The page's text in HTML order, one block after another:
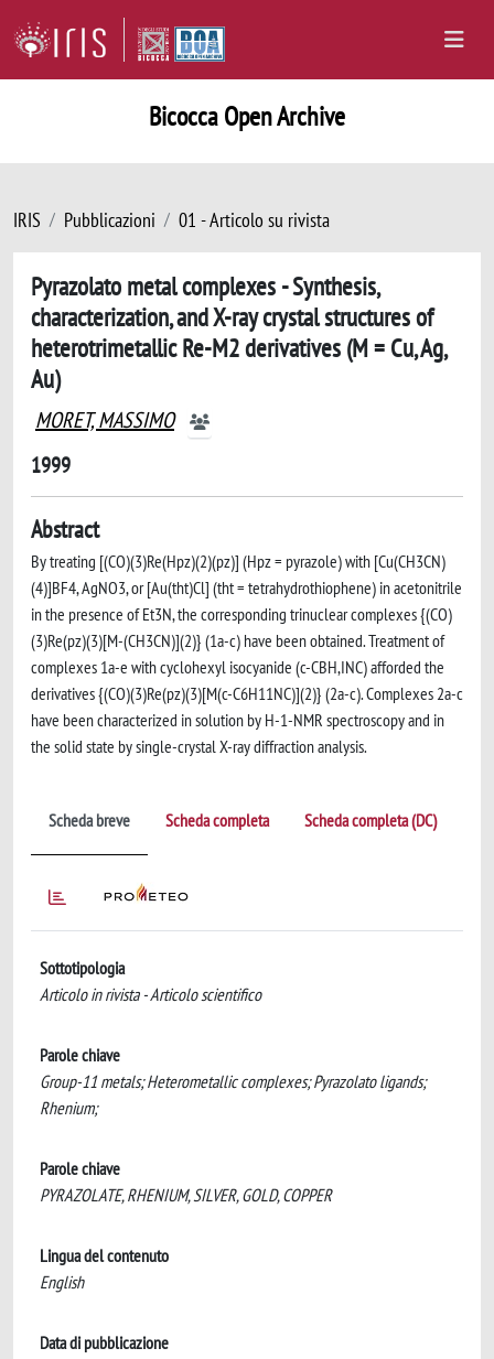
Bicocca Open Archive
IRIS Pubblicazioni 01 - Articolo su rivista
Pyrazolato metal complexes - Synthesis,
characterization, and X-ray crystal structures of
heterotrimetallic Re-M2 derivatives (M = Cu, Ag,
Au)
MORET, MASSIMO
1999
Abstract
By treating [(CO)(3)Re(Hpz)(2)(pz)] (Hpz = pyrazole) with [Cu(CH3CN)
(4)]BF4, AgNO3, or [Au(tht)Cl] (tht = tetrahydrothiophene) in acetonitrile
in the presence of Et3N, the corresponding trinuclear complexes {(CO)
(3)Re(pz)(3)[M-(CH3CN)](2)} (1a-c) have been obtained. Treatment of
complexes 1a-e with cyclohexyl isocyanide (c-CBH,INC) afforded the
derivatives {(CO)(3)Re(pz)(3)[M(c-C6H11NC)](2)} (2a-c). Complexes 2a-c
have been characterized in solution by H-1-NMR spectroscopy and in
the solid state by single-crystal X-ray diffraction analysis.
Scheda breve Scheda completa Scheda completa (DC)
Sottotipologia
Articolo in rivista - Articolo scientifico
Parole chiave
Group-11 metals; Heterometallic complexes; Pyrazolato ligands;
Rhenium;
Parole chiave
PYRAZOLATE, RHENIUM, SILVER, GOLD, COPPER
Lingua del contenuto
English
Data di pubblicazione